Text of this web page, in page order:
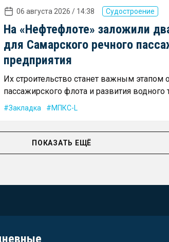
06 августа 2026 / 14:38 Судостроение
На «Нефтефлоте» заложили
для Самарского речного
предприятия
Их строительство станет важным этапом
пассажирского флота и развития водного
Закладка МПКС-L
ПОКАЗАТЬ ЕЩЁ